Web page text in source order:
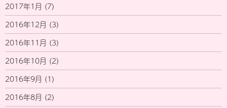
2017年1月 (7)
2016年12月 (3)
2016年11月 (3)
2016年10月 (2)
2016年9月 (1)
2016年8月 (2)